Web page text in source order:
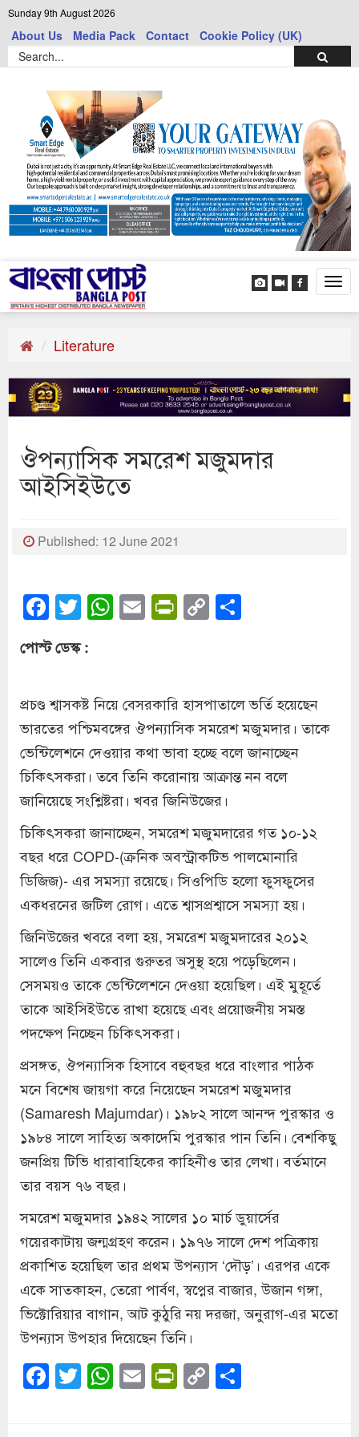
Sunday 9th August 2026
About Us Media Pack Contact Cookie Policy (UK)
Literature
ঔপন্যাসিক সমরেশ মজুমদার
আইসিইউতে
Published: 12 June 2021
Facebook
Twitter
WhatsApp
EmailPrintFriendly
Copy
Link
পোস্ট ডেস্ক :
প্রচণ্ড শ্বাসকষ্ট নিয়ে বেসরকারি হাসপাতালে ভর্তি হয়েছেন
ভারতের পশ্চিমবঙ্গের ঔপন্যাসিক সমরেশ মজুমদার। তাকে
ভেন্টিলেশনে দেওয়ার কথা ভাবা হচ্ছে বলে জানাচ্ছেন
চিকিৎসকরা। তবে তিনি করোনায় আক্রান্ত নন বলে
জানিয়েছে সংশ্লিষ্টরা। খবর জিনিউজের।
চিকিৎসকরা জানাচ্ছেন, সমরেশ মজুমদারের গত ১০-১২
বছর ধরে COPD-(ক্রনিক অবস্ট্রাকটিভ পালমোনারি
ডিজিজ)- এর সমস্যা রয়েছে। সিওপিডি হলো ফুসফুসের
একধরনের জটিল রোগ। এতে শ্বাসপ্রশ্বাসে সমস্যা হয়।
জিনিউজের খবরে বলা হয়, সমরেশ মজুমদারের ২০১২
সালেও তিনি একবার গুরুতর অসুস্থ হয়ে পড়েছিলেন।
সেসময়ও তাকে ভেন্টিলেশনে দেওয়া হয়েছিল। এই মুহূর্তে
তাকে আইসিইউতে রাখা হয়েছে এবং প্রয়োজনীয় সমস্ত
পদক্ষেপ নিচ্ছেন চিকিৎসকরা।
প্রসঙ্গত, ঔপন্যাসিক হিসাবে বহুবছর ধরে বাংলার পাঠক
মনে বিশেষ জায়গা করে নিয়েছেন সমরেশ মজুমদার
(Samaresh Majumdar)। ১৯৮২ সালে আনন্দ পুরস্কার ও
১৯৮৪ সালে সাহিত্য অকাদেমি পুরস্কার পান তিনি। বেশকিছু
জনপ্রিয় টিভি ধারাবাহিকের কাহিনীও তার লেখা। বর্তমানে
তার বয়স ৭৬ বছর।
সমরেশ মজুমদার ১৯৪২ সালের ১০ মার্চ ডুয়ার্সের
গয়েরকাটায় জন্মগ্রহণ করেন। ১৯৭৬ সালে দেশ পত্রিকায়
প্রকাশিত হয়েছিল তার প্রথম উপন্যাস ‘দৌড়’। এরপর একে
একে সাতকাহন, তেরো পার্বণ, স্বপ্নের বাজার, উজান গঙ্গা,
ভিক্টোরিয়ার বাগান, আট কুঠুরি নয় দরজা, অনুরাগ-এর মতো
উপন্যাস উপহার দিয়েছেন তিনি।
Facebook
Twitter
WhatsApp
EmailPrintFriendly
Copy
Link